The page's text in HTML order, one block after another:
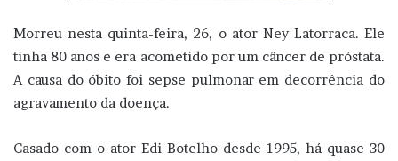
Morreu nesta quinta-feira, 26, o ator Ney Latorraca. Ele
tinha 80 anos e era acometido por um câncer de próstata.
A causa do óbito foi sepse pulmonar em decorrência do
agravamento da doença.
Casado com o ator Edi Botelho desde 1995, há quase 30